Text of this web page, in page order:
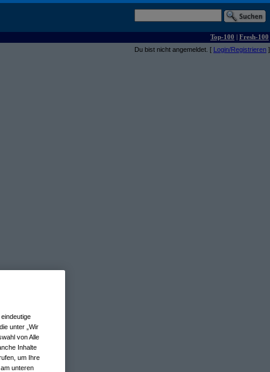
Top-100 | Fresh-100
Du bist nicht angemeldet. [ Login/Registrieren ]
unter „Wir
von Alle
Inhalte
um Ihre
unteren